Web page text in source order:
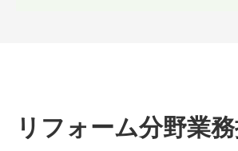
リフォーム分野業